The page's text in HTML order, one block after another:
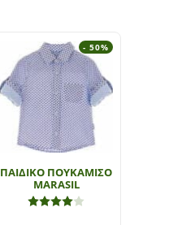
- 50%
ΠΑΙΔΙΚΟ ΠΟΥΚΑΜΙΣΟ
MARASIL
Βαθμολογήθηκε με